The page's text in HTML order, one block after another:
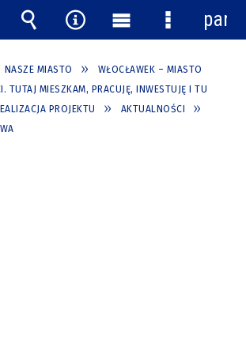
NASZE MIASTO
WŁOCŁAWEK – MIASTO
TUTAJ MIESZKAM, PRACUJĘ, INWESTUJĘ I TU
PROJEKTU
AKTUALNOŚCI
Wyszukiwarka
Narzędzia
Menu
główne
Menu
panel